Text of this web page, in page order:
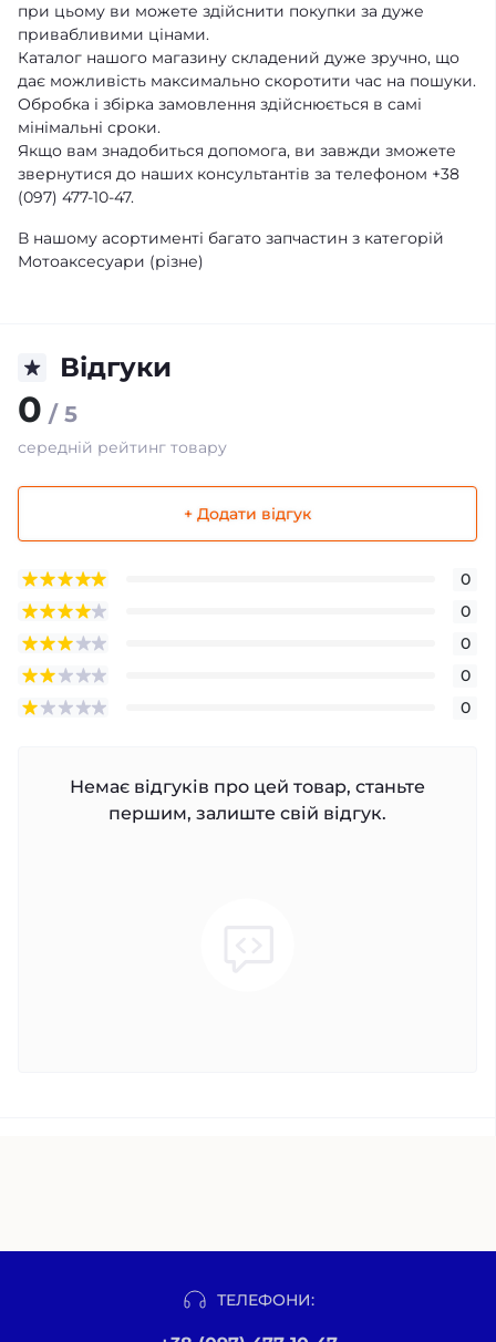
при цьому ви можете здійснити покупки за дуже
привабливими цінами.
Каталог нашого магазину складений дуже зручно, що
дає можливість максимально скоротити час на пошуки.
Обробка і збірка замовлення здійснюється в самі
мінімальні сроки.
Якщо вам знадобиться допомога, ви завжди зможете
звернутися до наших консультантів за телефоном +38
(097) 477-10-47.
В нашому асортименті багато запчастин з категорій
Мотоаксесуари (різне)
Відгуки
0 / 5
середній рейтинг товару
+ Додати відгук
0
0
0
0
0
Немає відгуків про цей товар, станьте
першим, залиште свій відгук.
ТЕЛЕФОНИ: